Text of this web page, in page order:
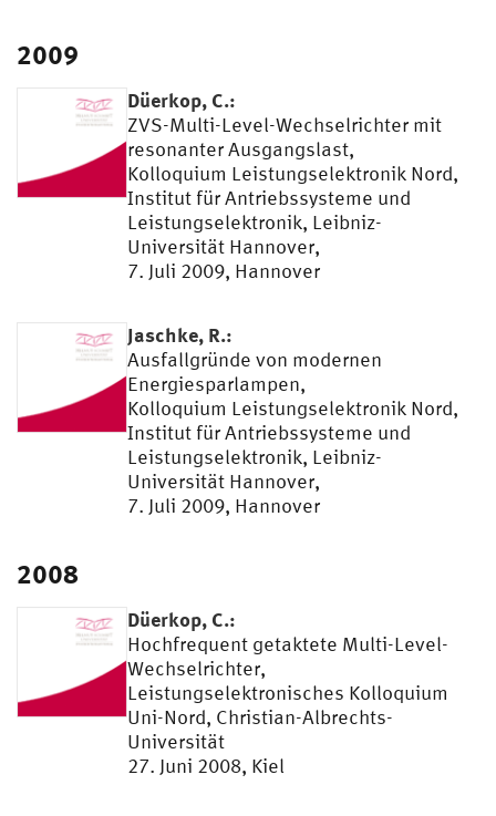
2009
Düerkop, C.:
ZVS-Multi-Level-Wechselrichter mit
resonanter Ausgangslast,
Kolloquium Leistungselektronik Nord,
Institut für Antriebssysteme und
Leistungselektronik, Leibniz-
Universität Hannover,
7. Juli 2009, Hannover
Jaschke, R.:
Ausfallgründe von modernen
Energiesparlampen,
Kolloquium Leistungselektronik Nord,
Institut für Antriebssysteme und
Leistungselektronik, Leibniz-
Universität Hannover,
7. Juli 2009, Hannover
2008
Düerkop, C.:
Hochfrequent getaktete Multi-Level-
Wechselrichter,
Leistungselektronisches Kolloquium
Uni-Nord, Christian-Albrechts-
Universität
27. Juni 2008, Kiel